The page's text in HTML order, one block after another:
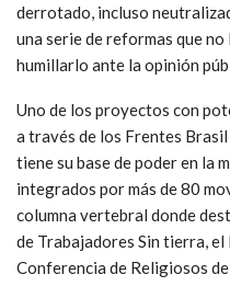
derrotado, incluso
una serie de reformas que
humillarlo ante la opinión
Uno de los proyectos con
a través de los Frentes
tiene su base de poder en la
integrados por más de 80
columna vertebral donde
de Trabajadores Sin tierra,
Conferencia de Religiosos